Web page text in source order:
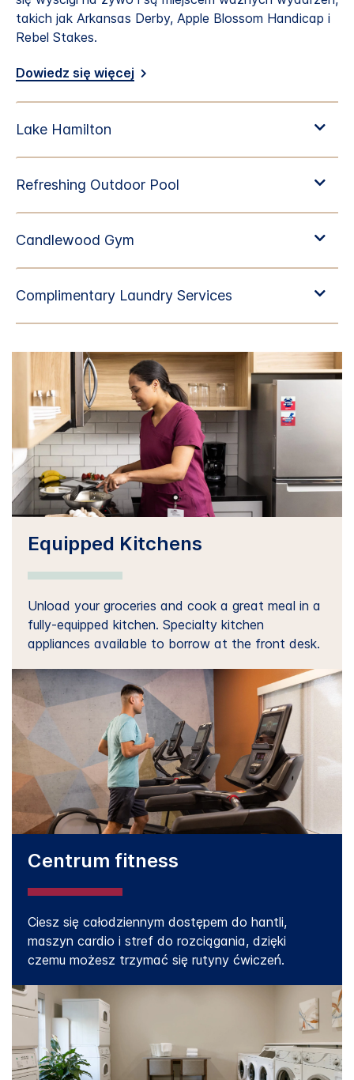
takich jak Arkansas Derby, Apple Blossom Handicap i
Rebel Stakes.
Dowiedz się więcej
Equipped Kitchens
Unload your groceries and cook a great meal in a
fully-equipped kitchen. Specialty kitchen
appliances available to borrow at the front desk.
Centrum fitness
Ciesz się całodziennym dostępem do hantli,
maszyn cardio i stref do rozciągania, dzięki
czemu możesz trzymać się rutyny ćwiczeń.